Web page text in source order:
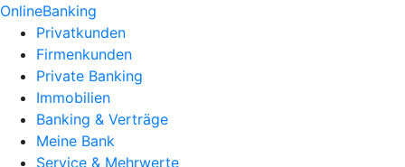
OnlineBanking
Privatkunden
Firmenkunden
Private Banking
Immobilien
Banking & Verträge
Meine Bank
Service & Mehrwerte